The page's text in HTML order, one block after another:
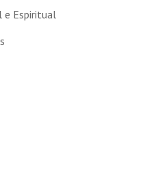
e Espiritual